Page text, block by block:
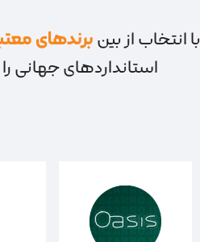
با انتخاب از بینبرندهای
استانداردهای جهانی